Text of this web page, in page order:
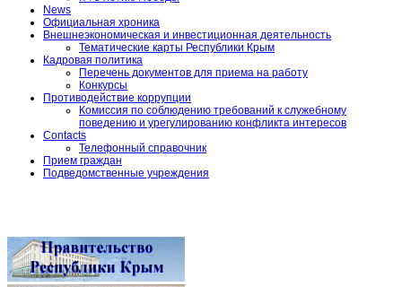
News
Официальная хроника
Внешнеэкономическая и инвестиционная деятельность
Тематические карты Республики Крым
Кадровая политика
Перечень документов для приема на работу
Конкурсы
Противодействие коррупции
Комиссия по соблюдению требований к служебному
поведению и урегулированию конфликта интересов
Contacts
Телефонный справочник
Прием граждан
Подведомственные учреждения